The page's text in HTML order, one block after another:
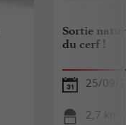
Sortie
du cerf !
25/09/
2,7 km